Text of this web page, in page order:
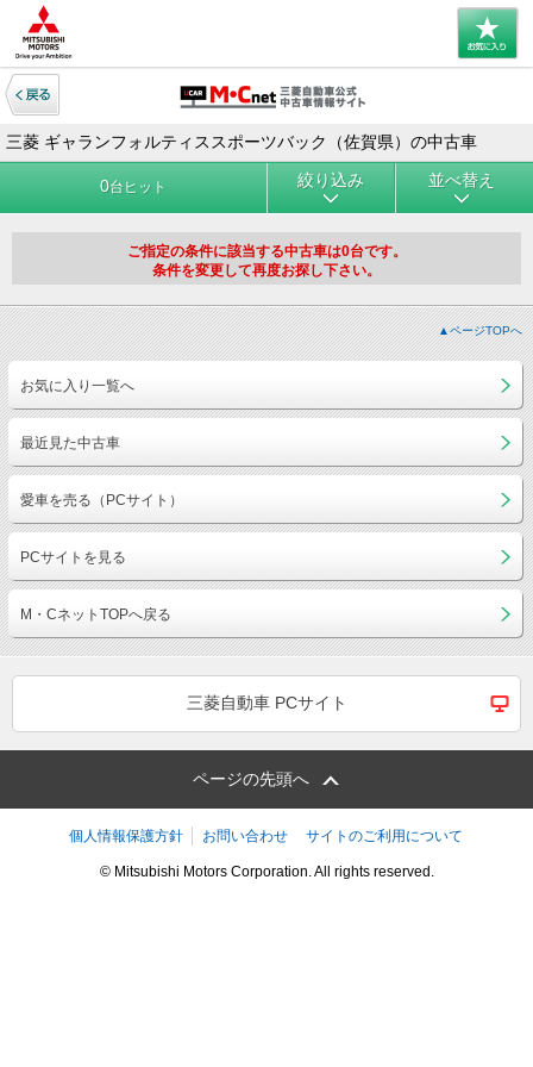
三菱 ギャランフォルティススポーツバック（佐賀県）の中古車
0台ヒット 絞り込み 並べ替え
ご指定の条件に該当する中古車は0台です。
条件を変更して再度お探し下さい。
▲ページTOPへ
お気に入り一覧へ
最近見た中古車
愛車を売る（PCサイト）
PCサイトを見る
M・CネットTOPへ戻る
三菱自動車 PCサイト
ページの先頭へ
個人情報保護方針 お問い合わせ サイトのご利用について
© Mitsubishi Motors Corporation. All rights reserved.